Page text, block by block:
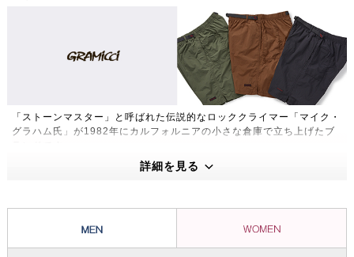
「ストーンマスター」と呼ばれた伝説的なロッククライマー「マイク・
グラハム氏」が1982年にカルフォルニアの小さな倉庫で立ち上げたブ
180度自然な開脚を可能にした「ガゼットクロッチ」や片手で簡単に調
節できる「Webbingベルト」など独特の機能性をもったグラミチパン
詳細を見る